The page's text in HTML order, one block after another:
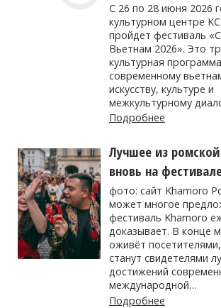
С 26 по 28 июня 2026
культурном центре
пройдет фестиваль
Вьетнам 2026». Это
культурная
современному
искусству, культуре и
межкультурному
Подробнее
Лучшее из
вновь на
фото: сайт Khamoro
может многое
фестиваль Khamoro
доказывает. В конце
оживёт
станут свидетелями
достижений
международной…
Подробнее